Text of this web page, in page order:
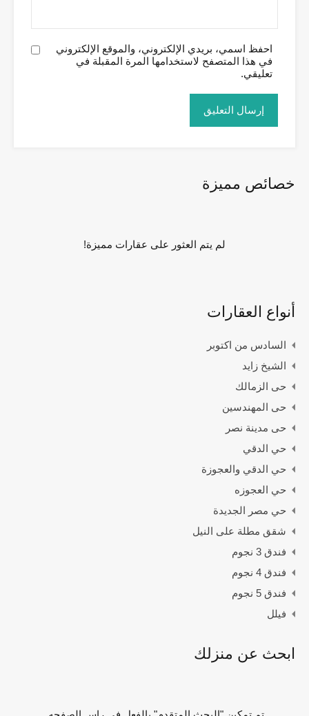
احفظ اسمي، بريدي الإلكتروني، والموقع الإلكتروني
في هذا المتصفح لاستخدامها المرة المقبلة في
تعليقي.
خصائص مميزة
لم يتم العثور على عقارات مميزة!
أنواع العقارات
السادس من اكتوبر
الشيخ زايد
حى الزمالك
حى المهندسين
حى مدينة نصر
حي الدقي
حي الدقي والعجوزة
حي العجوزه
حي مصر الجديدة
شقق مطلة على النيل
فندق 3 نجوم
فندق 4 نجوم
فندق 5 نجوم
فيلل
ابحث عن منزلك